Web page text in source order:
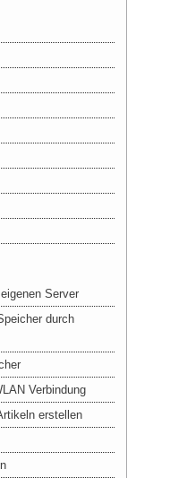
Server
durch
Verbindung
erstellen